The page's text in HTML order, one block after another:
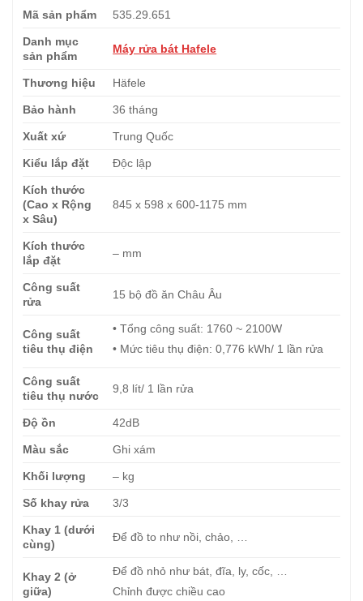
Mã sản phẩm 535.29.651
Danh mục
sản phẩm
Máy rửa bát Hafele
Thương hiệu Häfele
Bảo hành 36 tháng
Xuất xứ Trung Quốc
Kiểu lắp đặt Độc lập
Kích thước
(Cao x Rộng
x Sâu)
845 x 598 x 600-1175 mm
Kích thước
lắp đặt
– mm
Công suất
rửa
15 bộ đồ ăn Châu Âu
Công suất
tiêu thụ điện
• Tổng công suất: 1760 ~ 2100W
• Mức tiêu thụ điện: 0,776 kWh/ 1 lần rửa
Công suất
tiêu thụ nước
9,8 lít/ 1 lần rửa
Độ ồn 42dB
Màu sắc Ghi xám
Khối lượng – kg
Số khay rửa 3/3
Khay 1 (dưới
cùng)
Để đồ to như nồi, chảo, …
Khay 2 (ở
giữa)
Để đồ nhỏ như bát, đĩa, ly, cốc, …
Chỉnh được chiều cao